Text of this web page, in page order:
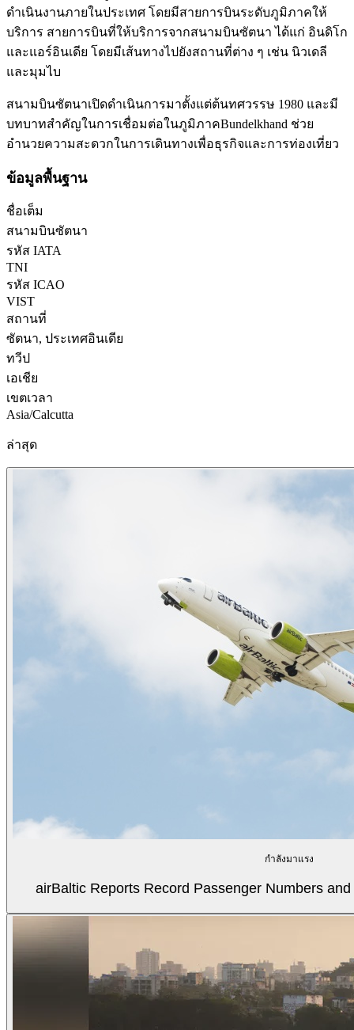
ดำเนินงานภายในประเทศ โดยมีสายการบินระดับภูมิภาคให้
บริการ สายการบินที่ให้บริการจากสนามบินซัตนา ได้แก่ อินดิโก
และแอร์อินเดีย โดยมีเส้นทางไปยังสถานที่ต่าง ๆ เช่น นิวเดลี
และมุมไบ
สนามบินซัตนาเปิดดำเนินการมาตั้งแต่ต้นทศวรรษ 1980 และมี
บทบาทสำคัญในการเชื่อมต่อในภูมิภาคBundelkhand ช่วย
อำนวยความสะดวกในการเดินทางเพื่อธุรกิจและการท่องเที่ยว
ข้อมูลพื้นฐาน
ชื่อเต็ม
สนามบินซัตนา
รหัส IATA
TNI
รหัส ICAO
VIST
สถานที่
ซัตนา, ประเทศอินเดีย
ทวีป
เอเชีย
เขตเวลา
Asia/Calcutta
ล่าสุด
กำลังมาแรง
airBaltic Reports Record Passenger Numbers